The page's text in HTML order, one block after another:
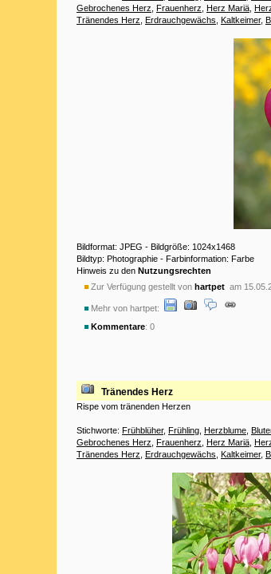
Gebrochenes Herz Frauenherz Herz Mariä
Tränendes Herz Erdrauchgewächs Kaltkeimer,
Bildformat: JPEG - Bildgröße: 1024x1468
Bildtyp: Photographie - Farbinformation: Farbe
Hinweis zu den Nutzungsrechten
Zur Verfügung gestellt von hartpet am
Mehr von hartpet:
Kommentare: 0
Tränendes Herz
Rispe vom tränenden Herzen
Stichworte: Frühblüher, Frühling Herzblume
Gebrochenes Herz Frauenherz Herz Mariä
Tränendes Herz Erdrauchgewächs Kaltkeimer,